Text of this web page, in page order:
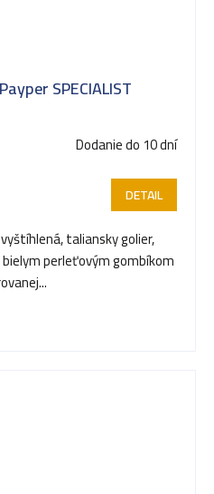
SPECIALIST
Dodanie do 10 dní
DETAIL
taliansky golier,
perleťovým gombíkom